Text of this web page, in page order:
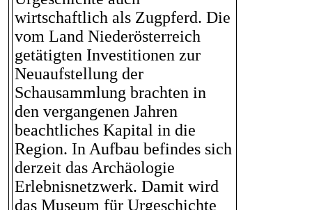
wirtschaftlich als Zugpferd. Die
vom Land Niederösterreich
getätigten Investitionen zur
Neuaufstellung der
Schausammlung brachten in
den vergangenen Jahren
beachtliches Kapital in die
Region. In Aufbau befindes sich
derzeit das Archäologie
Erlebnisnetzwerk. Damit wird
das Museum für Urgeschichte